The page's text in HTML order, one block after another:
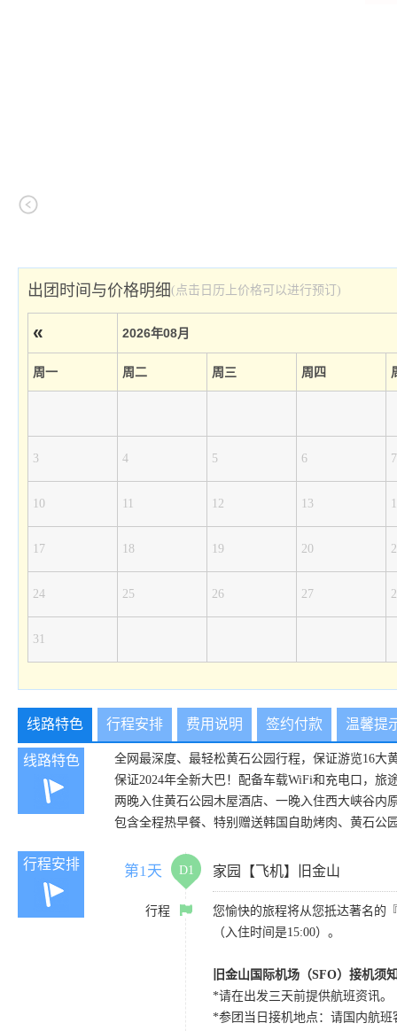
出团时间与价格明细(点击日历上价格可以进行预订)
« 2026年08月
周一 周二 周三 周四
3 4 5 6 7
10 11 12 13
17 18 19 20
24 25 26 27
31
线路特色 行程安排 费用说明 签约付款 温馨提
线路特色
全网最深度、最轻松黄石公园行程，保证游览16大
保证2024年全新大巴！配备车载WiFi和充电口，
两晚入住黄石公园木屋酒店、一晚入住西大峡谷内
包含全程热早餐、特别赠送韩国自助烤肉、黄石公
行程安排 第1天 D1 家园【飞机】旧金山
行程
您愉快的旅程将从您抵达著名的
（入住时间是15:00）。
旧金山国际机场（SFO）接机须
*请在出发三天前提供航班资讯。
*参团当日接机地点：请国内航班